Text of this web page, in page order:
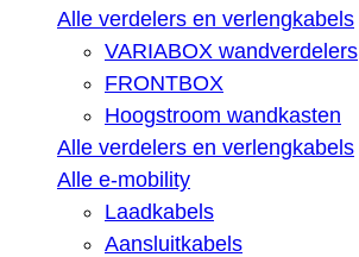
Alle verdelers en verlengkabels
VARIABOX wandverdelers
FRONTBOX
Hoogstroom wandkasten
Alle verdelers en verlengkabels
Alle e-mobility
Laadkabels
Aansluitkabels